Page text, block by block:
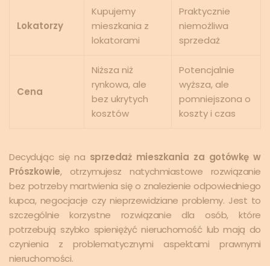
Lokatorzy
Kupujemy
mieszkania z
lokatorami
Praktycznie
niemożliwa
sprzedaż
Cena
Niższa niż
rynkowa, ale
bez ukrytych
kosztów
Potencjalnie
wyższa, ale
pomniejszona o
koszty i czas
Decydując się na sprzedaż mieszkania za gotówkę w
Prószkowie, otrzymujesz natychmiastowe rozwiązanie
bez potrzeby martwienia się o znalezienie odpowiedniego
kupca, negocjacje czy nieprzewidziane problemy. Jest to
szczególnie korzystne rozwiązanie dla osób, które
potrzebują szybko spieniężyć nieruchomość lub mają do
czynienia z problematycznymi aspektami prawnymi
nieruchomości.